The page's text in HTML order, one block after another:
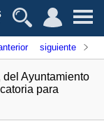
siguiente
Ayuntamiento
para